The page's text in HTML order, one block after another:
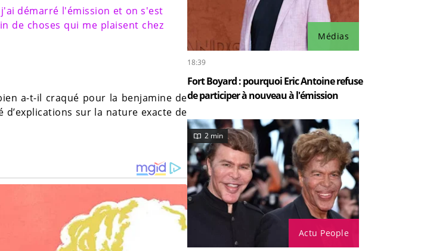
démarré l'émission et on s'est
de choses qui me plaisent chez
a-t-il craqué pour la benjamine de
sur la nature exacte de
Médias
18:39
Fort Boyard : pourquoi Eric Antoine refuse
de participer à nouveau à l'émission
Actu People
2 min